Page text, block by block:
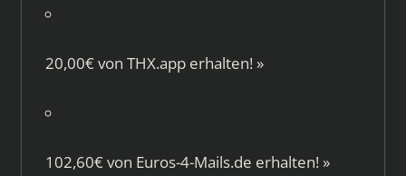
20,00€ von THX.apperhalten! »
102,60€ von Euros-4-Mails.de erhalten! »